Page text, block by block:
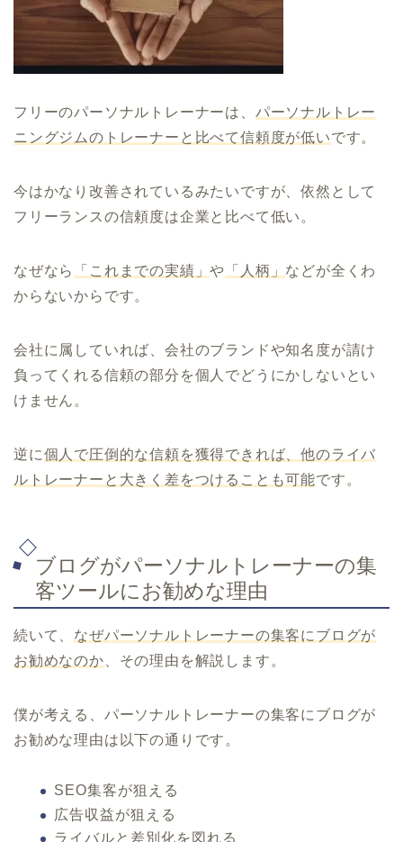
フリーのパーソナルトレーナーは、 パーソナルトレー
ニングジムのトレーナーと比べて信頼度が低いです。
今はかなり改善されているみたいですが、依然として
フリーランスの信頼度は企業と比べて低い。
なぜなら 「これまでの実績」や 「人柄」 などが全くわ
からないからです。
会社に属していれば、会社のブランドや知名度が請け
負ってくれる信頼の部分を個人でどうにかしないとい
けません。
逆に個人で圧倒的な信頼を獲得できれば、他のライバ
ルトレーナーと大きく差をつけることも可能です。
ブログがパーソナルトレーナーの集
客ツールにお勧めな理由
続いて、 なぜパーソナルトレーナーの集客にブログが
お勧めなのか 、その理由を解説します。
僕が考える、パーソナルトレーナーの集客にブログが
お勧めな理由は以下の通りです。
SEO集客が狙える
広告収益が狙える
ライバルと差別化を図れる